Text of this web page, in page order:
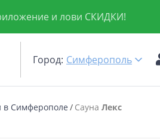
и лови СКИДКИ!
Город: Симферополь
в Симферополе Сауна Лекс